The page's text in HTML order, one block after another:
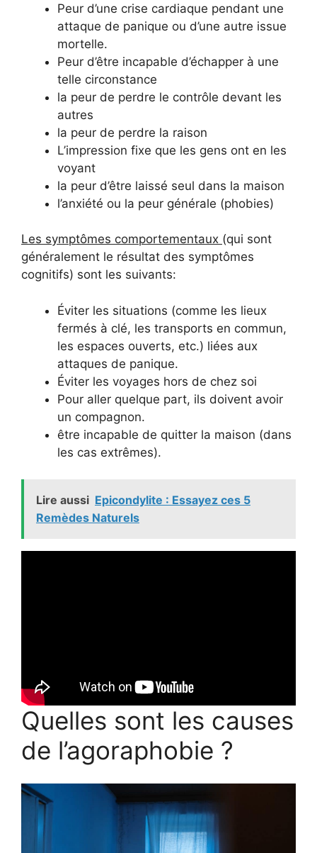
Peur d’une crise cardiaque pendant une
attaque de panique ou d’une autre issue
mortelle.
Peur d’être incapable d’échapper à une
telle circonstance
la peur de perdre le contrôle devant les
autres
la peur de perdre la raison
L’impression fixe que les gens ont en les
voyant
la peur d’être laissé seul dans la maison
l’anxiété ou la peur générale (phobies)
Les symptômes comportementaux (qui sont
généralement le résultat des symptômes
cognitifs) sont les suivants:
Éviter les situations (comme les lieux
fermés à clé, les transports en commun,
les espaces ouverts, etc.) liées aux
attaques de panique.
Éviter les voyages hors de chez soi
Pour aller quelque part, ils doivent avoir
un compagnon.
être incapable de quitter la maison (dans
les cas extrêmes).
Lire aussi Epicondylite : Essayez ces 5
Remèdes Naturels
Quelles sont les causes
de l’agoraphobie ?